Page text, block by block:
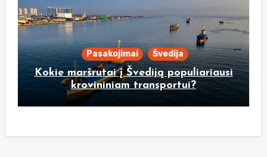
Pasakojimai Švedija
Kokie maršrutai į Švediją populiariausi
krovininiam transportui?